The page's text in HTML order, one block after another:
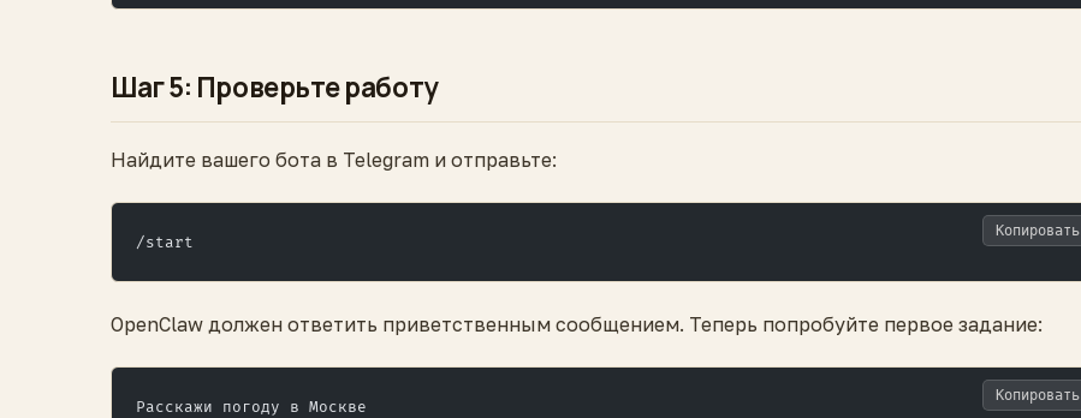
Шаг 5: Проверьте работу
Найдите вашего бота в Telegram и отправьте:
/start
Копировать
OpenClaw должен ответить приветственным сообщением. Теперь попробуйте первое задание:
Расскажи погоду в Москве
Копировать